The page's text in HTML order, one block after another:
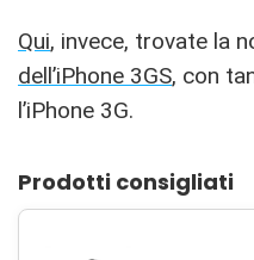
Qui, invece, trovate la
dell’iPhone 3GS, con
l’iPhone 3G.
Prodotti consigliati